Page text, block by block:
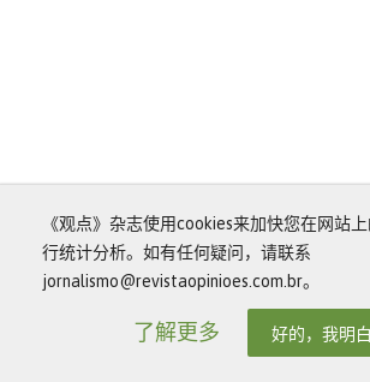
《观点》杂志使用cookies来加快您在网站
行统计分析。如有任何疑问，请联系
jornalismo@revistaopinioes.com.br。
了解更多 好的，我明白